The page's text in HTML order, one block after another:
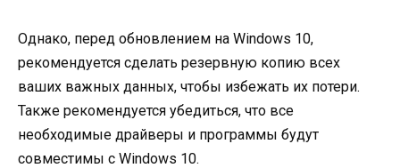
Однако, перед обновлением на Windows 10,
рекомендуется сделать резервную копию всех
ваших важных данных, чтобы избежать их потери.
Также рекомендуется убедиться, что все
необходимые драйверы и программы будут
совместимы с Windows 10.